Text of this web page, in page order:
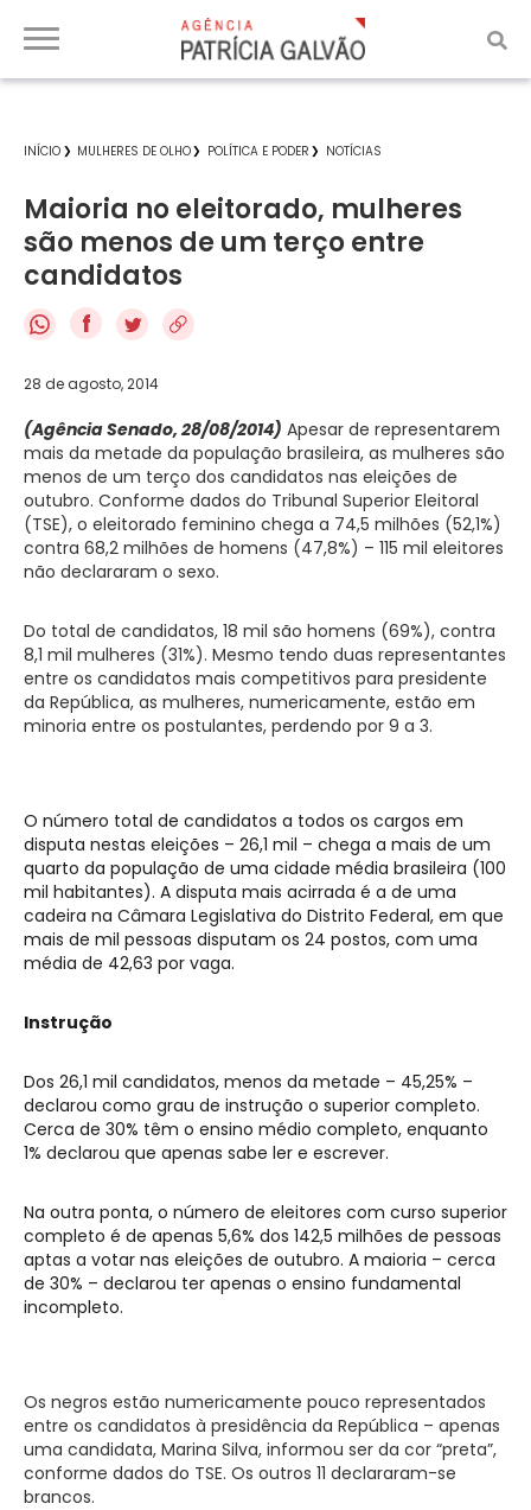
INÍCIO MULHERES DE OLHO POLÍTICA E PODER NOTÍCIAS
Maioria no eleitorado, mulheres
são menos de um terço entre
candidatos
f
28 de agosto, 2014
(Agência Senado, 28/08/2014) Apesar de representarem
mais da metade da população brasileira, as mulheres são
menos de um terço dos candidatos nas eleições de
outubro. Conforme dados do Tribunal Superior Eleitoral
(TSE), o eleitorado feminino chega a 74,5 milhões (52,1%)
contra 68,2 milhões de homens (47,8%) – 115 mil eleitores
não declararam o sexo.
Do total de candidatos, 18 mil são homens (69%), contra
8,1 mil mulheres (31%). Mesmo tendo duas representantes
entre os candidatos mais competitivos para presidente
da República, as mulheres, numericamente, estão em
minoria entre os postulantes, perdendo por 9 a 3.
O número total de candidatos a todos os cargos em
disputa nestas eleições – 26,1 mil – chega a mais de um
quarto da população de uma cidade média brasileira (100
mil habitantes). A disputa mais acirrada é a de uma
cadeira na Câmara Legislativa do Distrito Federal, em que
mais de mil pessoas disputam os 24 postos, com uma
média de 42,63 por vaga.
Instrução
Dos 26,1 mil candidatos, menos da metade – 45,25% –
declarou como grau de instrução o superior completo.
Cerca de 30% têm o ensino médio completo, enquanto
1% declarou que apenas sabe ler e escrever.
Na outra ponta, o número de eleitores com curso superior
completo é de apenas 5,6% dos 142,5 milhões de pessoas
aptas a votar nas eleições de outubro. A maioria – cerca
de 30% – declarou ter apenas o ensino fundamental
incompleto.
Os negros estão numericamente pouco representados
entre os candidatos à presidência da República – apenas
uma candidata, Marina Silva, informou ser da cor “preta”,
conforme dados do TSE. Os outros 11 declararam-se
brancos.